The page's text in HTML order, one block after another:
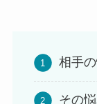
相手
その